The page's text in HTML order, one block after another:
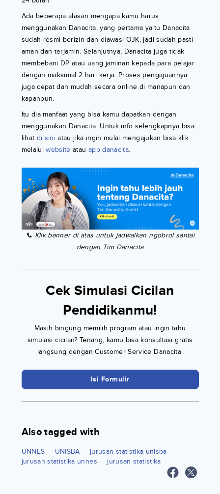
Ada beberapa alasan mengapa kamu harus
menggunakan Danacita, yang pertama yaitu Danacita
sudah resmi berizin dan diawasi OJK, jadi sudah pasti
aman dan terjamin. Selanjutnya, Danacita juga tidak
membebani DP atau uang jaminan kepada para pelajar
dengan maksimal 2 hari kerja. Proses pengajuannya
juga cepat dan mudah secara online di manapun dan
kapanpun.
Itu dia manfaat yang bisa kamu dapatkan dengan
menggunakan Danacita. Untuk info selengkapnya bisa
lihat di sini atau jika ingin mulai mengajukan bisa klik
melaluiwebsite atau app danacita.
📞 Klik banner di atas untuk jadwalkan ngobrol santai
dengan Tim Danacita
Cek Simulasi Cicilan
Pendidikanmu!
Masih bingung memilih program atau ingin tahu
simulasi cicilan? Tenang, kamu bisa konsultasi gratis
langsung dengan Customer Service Danacita.
Isi Formulir
Also tagged with
UNNES UNISBA
jurusan statistika unisba
jurusan statistika unnes
jurusan statistika